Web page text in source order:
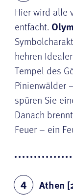
Hier wird alle
entfacht.
hehren
Tempel des
Pinienwälder
spüren Sie
Danach
Feuer – ein
4
Athen